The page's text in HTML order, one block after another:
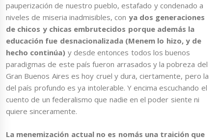
pauperización de nuestro pueblo, estafado y condenado a
niveles de miseria inadmisibles, con ya dos generaciones
de chicos y chicas embrutecidos porque además la
educación fue desnacionalizada (Menem lo hizo, y de
hecho continúa) y desde entonces todos los buenos
paradigmas de este país fueron arrasados y la pobreza del
Gran Buenos Aires es hoy cruel y dura, ciertamente, pero la
del país profundo es ya intolerable. Y encima escuchando el
cuento de un federalismo que nadie en el poder siente ni
quiere sinceramente.
La menemización actual no es nomás una traición que